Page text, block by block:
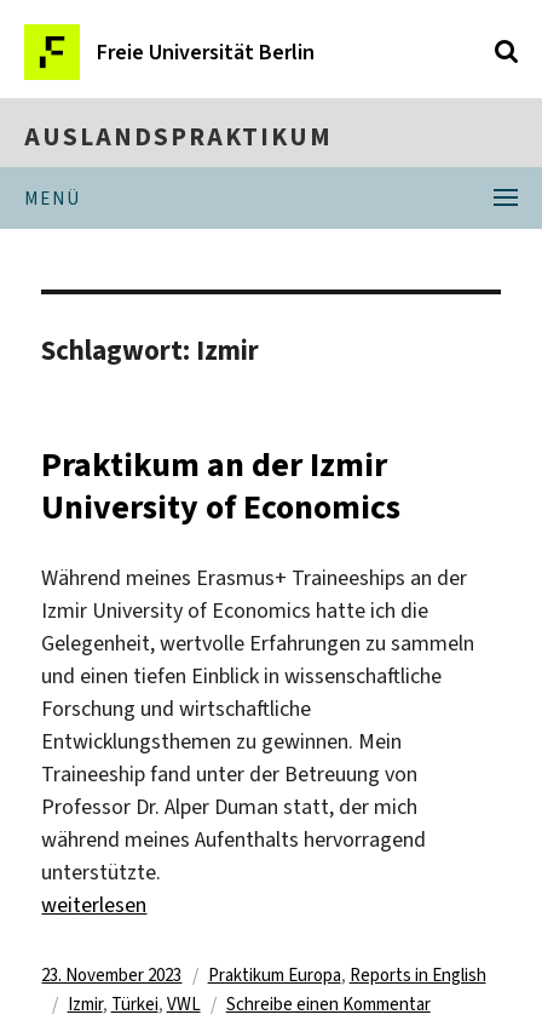
Freie Universität Berlin
AUSLANDSPRAKTIKUM
MENÜ
Schlagwort: Izmir
Praktikum an der Izmir
University of Economics
Während meines Erasmus+ Traineeships an der
Izmir University of Economics hatte ich die
Gelegenheit, wertvolle Erfahrungen zu sammeln
und einen tiefen Einblick in wissenschaftliche
Forschung und wirtschaftliche
Entwicklungsthemen zu gewinnen. Mein
Traineeship fand unter der Betreuung von
Professor Dr. Alper Duman statt, der mich
während meines Aufenthalts hervorragend
unterstützte.
„Praktikum an der Izmir University of Economics“
weiterlesen
Veröffentlicht
am
23. November 2023 Kategorien
Praktikum Europa, Reports in English
Schlagwörter
Izmir, Türkei, VWL Schreibe einen Kommentarzu